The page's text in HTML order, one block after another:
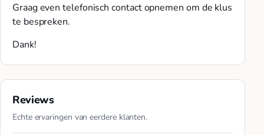
Graag even telefonisch contact opnemen om de klus
te bespreken.
Dank!
Reviews
Echte ervaringen van eerdere klanten.